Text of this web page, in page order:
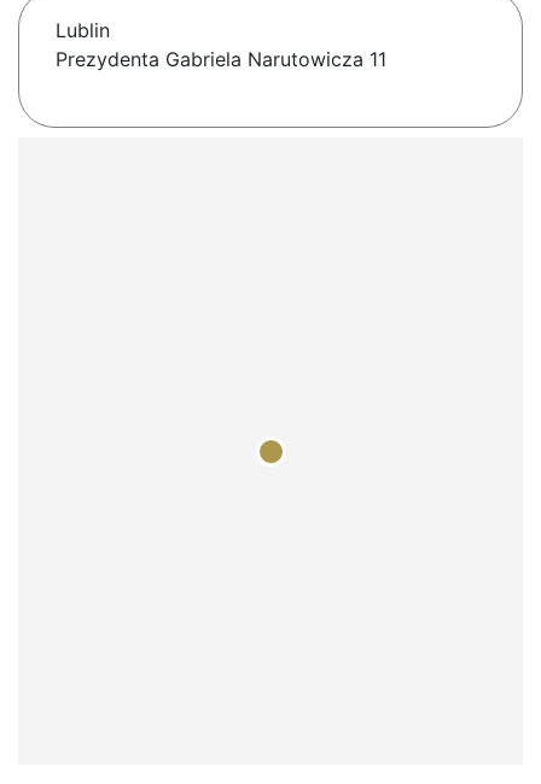
Lublin
Prezydenta Gabriela Narutowicza 11